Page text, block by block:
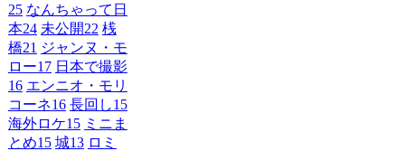
25 なんちゃって日
本24 未公開22 桟
橋21 ジャンヌ・モ
ロー17 日本で撮影
16 エンニオ・モリ
コーネ16 長回し15
海外ロケ15 ミニま
とめ15 城13 ロミ